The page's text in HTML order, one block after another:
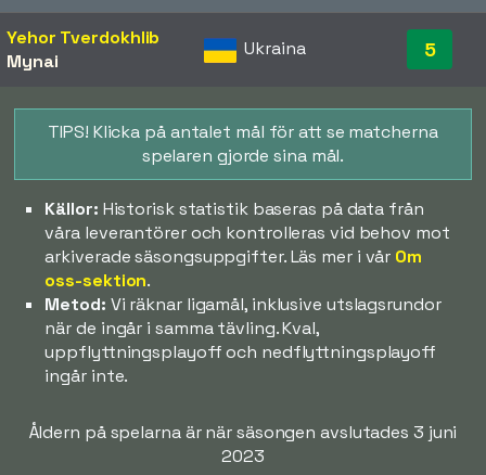
Yehor Tverdokhlib
Mynai
Ukraina 5
TIPS! Klicka på antalet mål för att se matcherna
spelaren gjorde sina mål.
Källor: Historisk statistik baseras på data från
våra leverantörer och kontrolleras vid behov mot
arkiverade säsongsuppgifter. Läs mer i vår Om
oss-sektion.
Metod: Vi räknar ligamål, inklusive utslagsrundor
när de ingår i samma tävling. Kval,
uppflyttningsplayoff och nedflyttningsplayoff
ingår inte.
Åldern på spelarna är när säsongen avslutades 3 juni
2023